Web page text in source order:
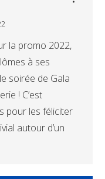
la promo 2022,
à ses
soirée de Gala
! C’est
pour les féliciter
autour d’un